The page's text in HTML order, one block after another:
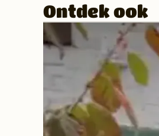
Ontdek ook